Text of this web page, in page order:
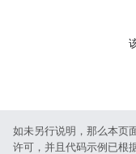
如未另行说明，那么本页
许可，并且代码示例已根